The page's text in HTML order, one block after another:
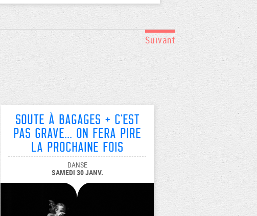
Suivant
Soute à Bagages + C'est
pas grave... on fera pire
la prochaine fois
DANSE
SAMEDI 30 JANV.